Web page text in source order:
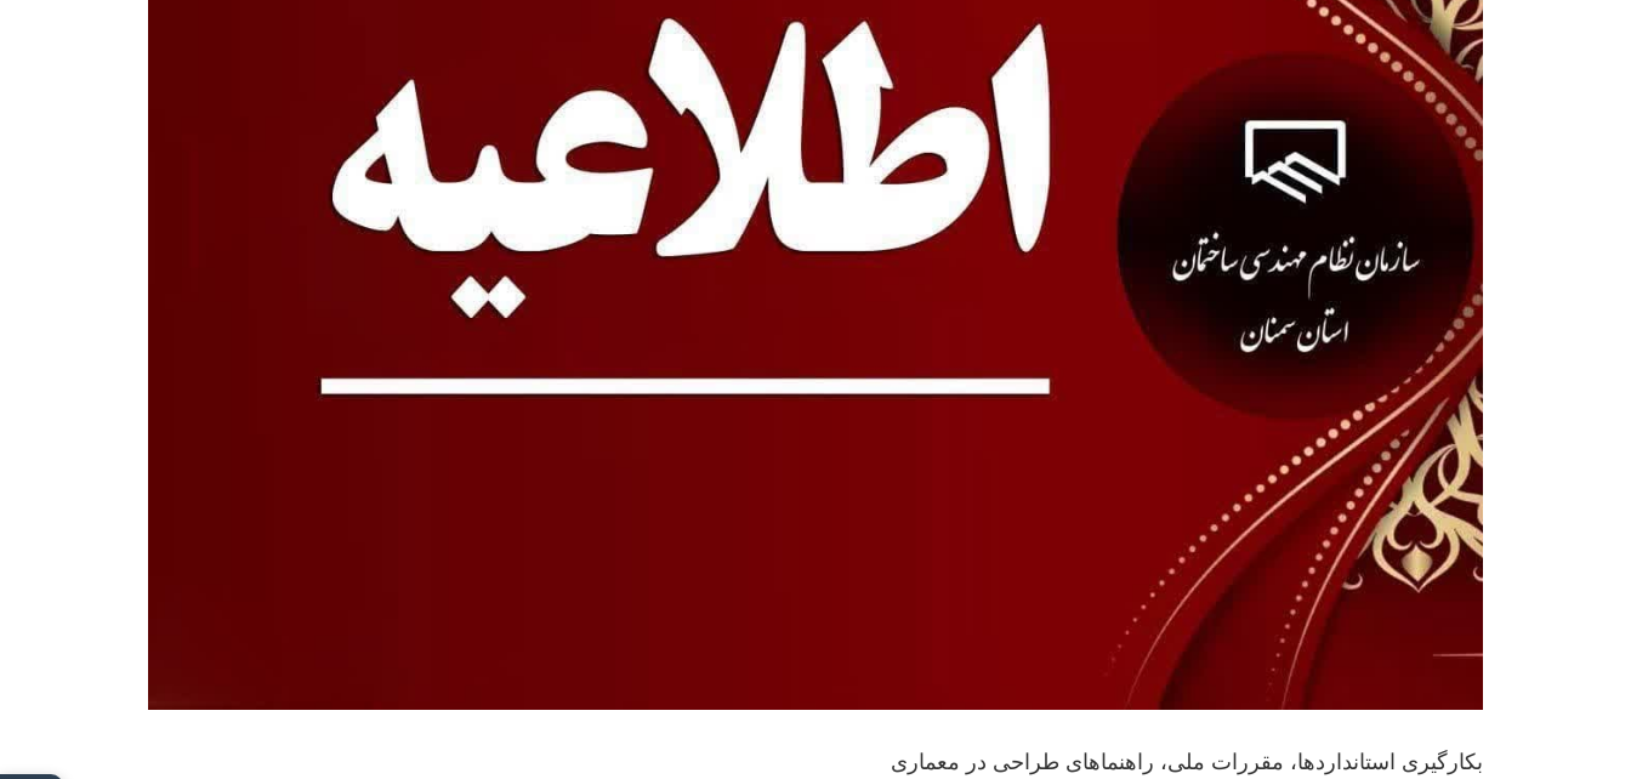
بکارگیری استانداردها، مقررات ملی، راهنماهای طراحی در معماری